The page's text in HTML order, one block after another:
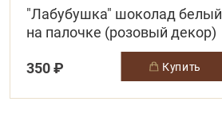
"Лабубушка" шоколад белый
на палочке (розовый декор)
350 ₽
купить